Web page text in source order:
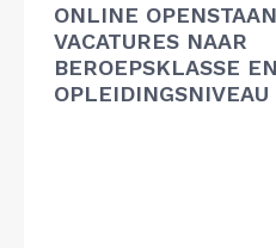
ONLINE
VACATURES NAAR
BEROEPSKLASSE
OPLEIDINGSNIVEAU